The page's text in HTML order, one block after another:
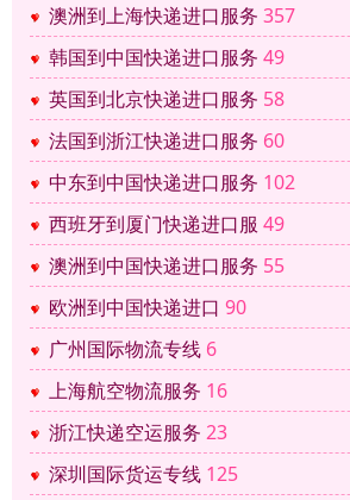
澳洲到上海快递进口服务 357
韩国到中国快递进口服务 49
英国到北京快递进口服务 58
法国到浙江快递进口服务 60
中东到中国快递进口服务 102
西班牙到厦门快递进口服 49
澳洲到中国快递进口服务 55
欧洲到中国快递进口 90
广州国际物流专线 6
上海航空物流服务 16
浙江快递空运服务 23
深圳国际货运专线 125